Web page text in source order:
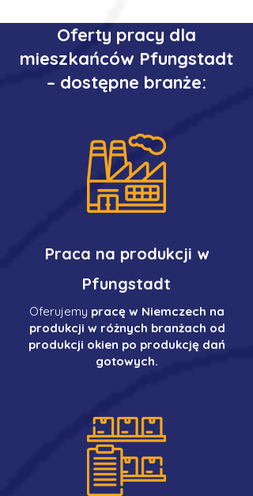
Oferty pracy dla
mieszkańców Pfungstadt
– dostępne branże:
Praca na produkcji w
Pfungstadt
Oferujemy pracę w Niemczech na
produkcji w różnych branżach od
produkcji okien po produkcję dań
gotowych.